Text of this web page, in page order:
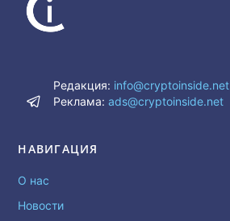
Редакция: info@cryptoinside.net
Реклама:ads@cryptoinside.net
НАВИГАЦИЯ
О нас
Новости